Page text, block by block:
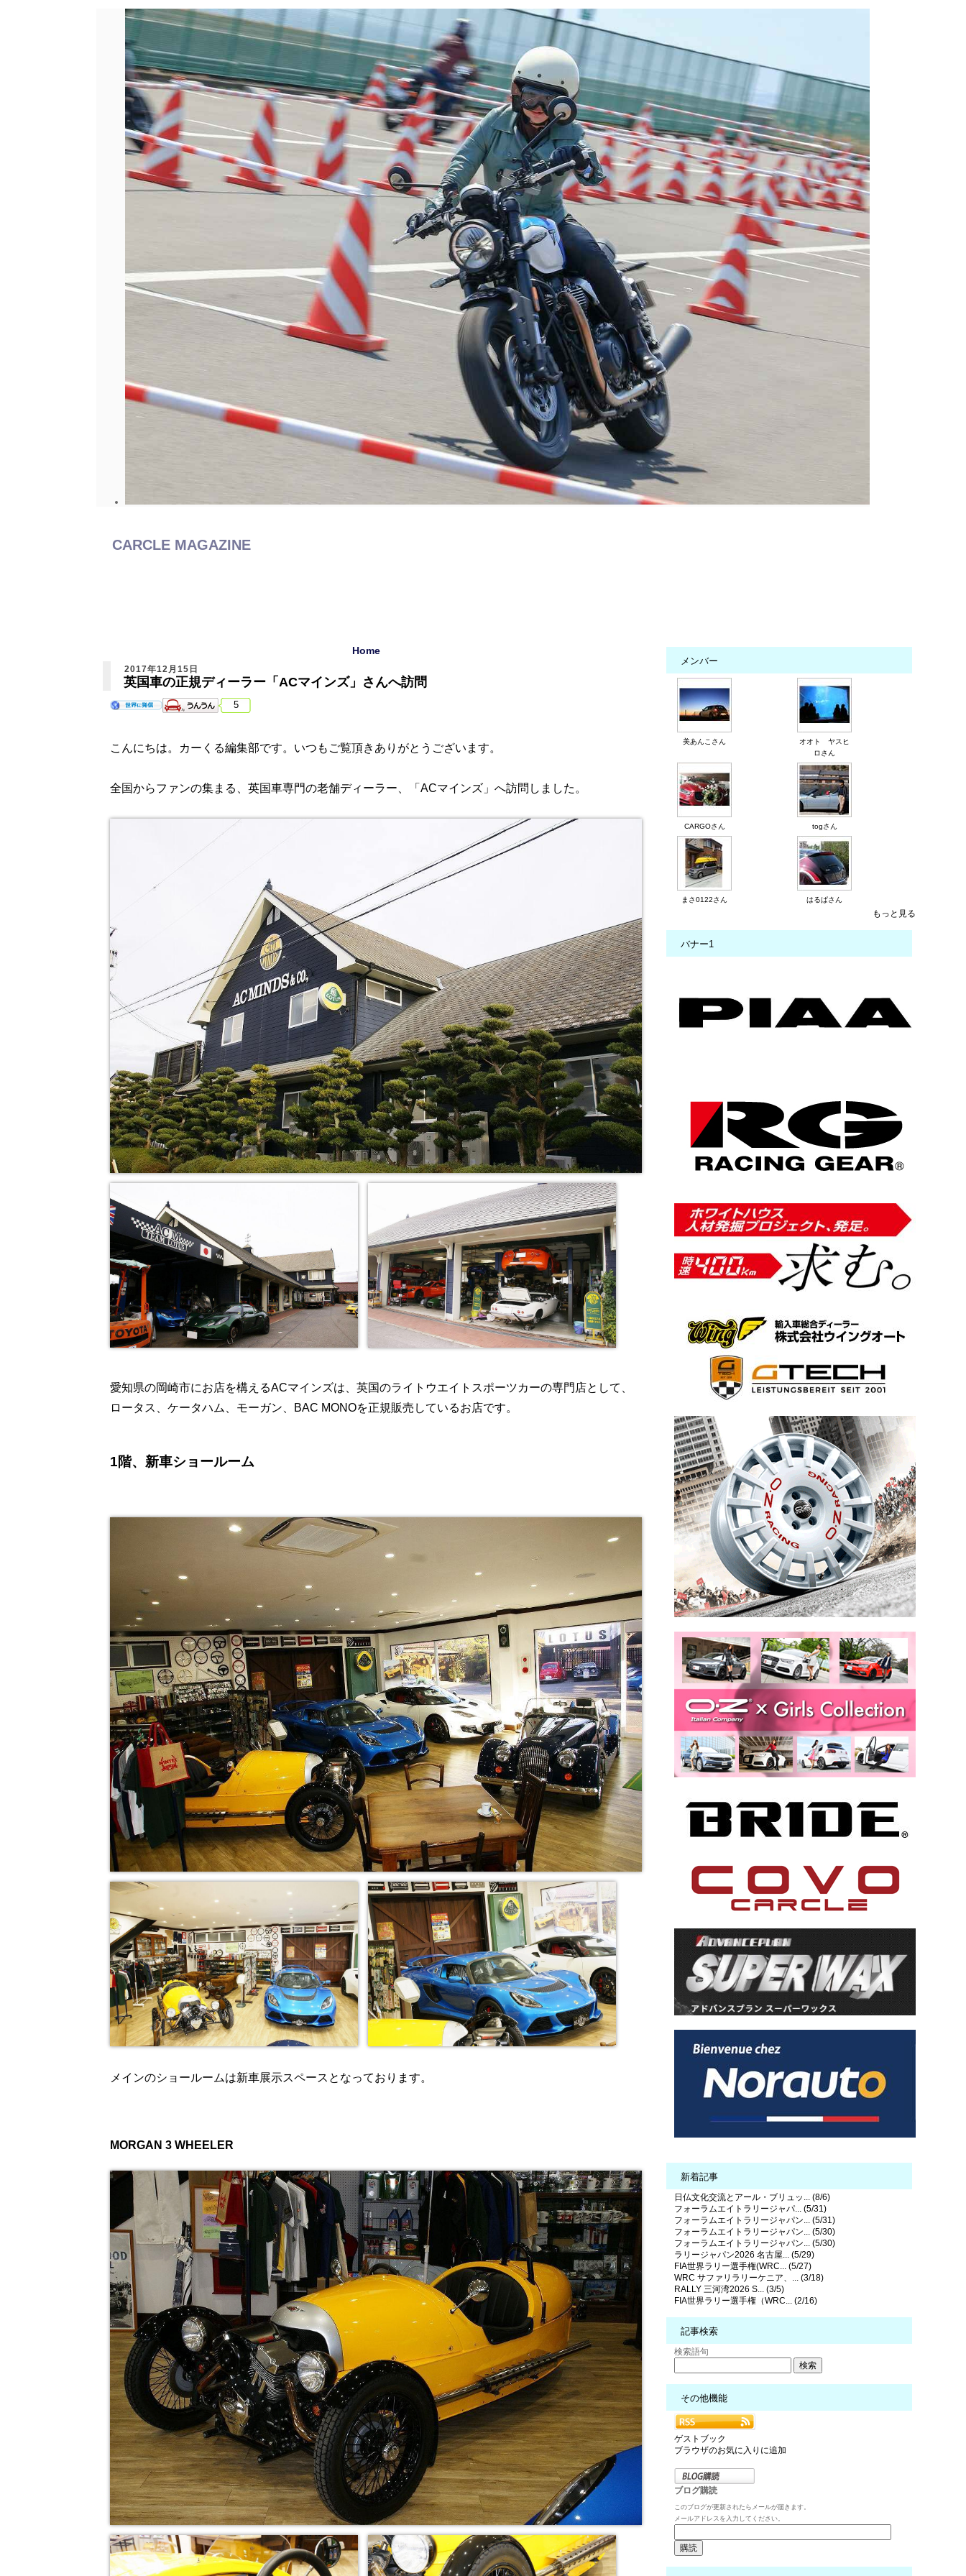
CARCLE MAGAZINE
Home
2017年12月15日
英国車の正規ディーラー「ACマインズ」さんへ訪問
5
こんにちは。カーくる編集部です。いつもご覧頂きありがとうございます。
全国からファンの集まる、英国車専門の老舗ディーラー、「ACマインズ」へ訪問しました。
愛知県の岡崎市にお店を構えるACマインズは、英国のライトウエイトスポーツカーの専門店として、
ロータス、ケータハム、モーガン、BAC MONOを正規販売しているお店です。
1階、新車ショールーム
メインのショールームは新車展示スペースとなっております。
MORGAN 3 WHEELER
メンバー
美あんこさん
オオト ヤスヒ
ロさん
CARGOさん togさん
まさ0122さん はるぱさん
もっと見る
バナー1
新着記事
日仏文化交流とアール・ブリュッ... (8/6)
フォーラムエイトラリージャパ... (5/31)
フォーラムエイトラリージャパン... (5/31)
フォーラムエイトラリージャパン... (5/30)
フォーラムエイトラリージャパン... (5/30)
ラリージャパン2026 名古屋... (5/29)
FIA世界ラリー選手権(WRC... (5/27)
WRC サファリラリーケニア、... (3/18)
RALLY 三河湾2026 S... (3/5)
FIA世界ラリー選手権（WRC... (2/16)
記事検索
検索語句
その他機能
ゲストブック
ブラウザのお気に入りに追加
ブログ購読
このブログが更新されたらメールが届きます。
メールアドレスを入力してください。